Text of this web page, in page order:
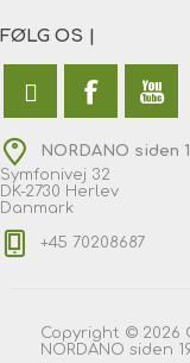
FØLG OS |
NORDANO siden
Symfonivej 32
DK-2730 Herlev
Danmark
+45 70208687
Copyright © 2026
NORDANO siden